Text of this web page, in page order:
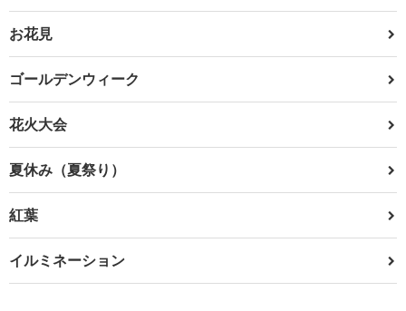
お花見
ゴールデンウィーク
花火大会
夏休み（夏祭り）
紅葉
イルミネーション